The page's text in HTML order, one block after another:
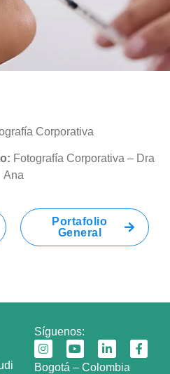
Corporativa
Fotografía Corporativa – Dra
Ana
Portafolio
General
Síguenos:
Bogotá – Colombia